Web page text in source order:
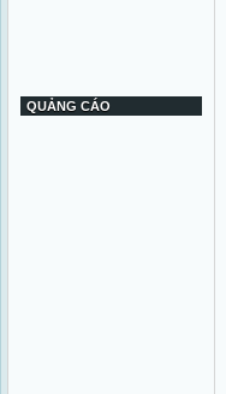
QUẢNG CÁO